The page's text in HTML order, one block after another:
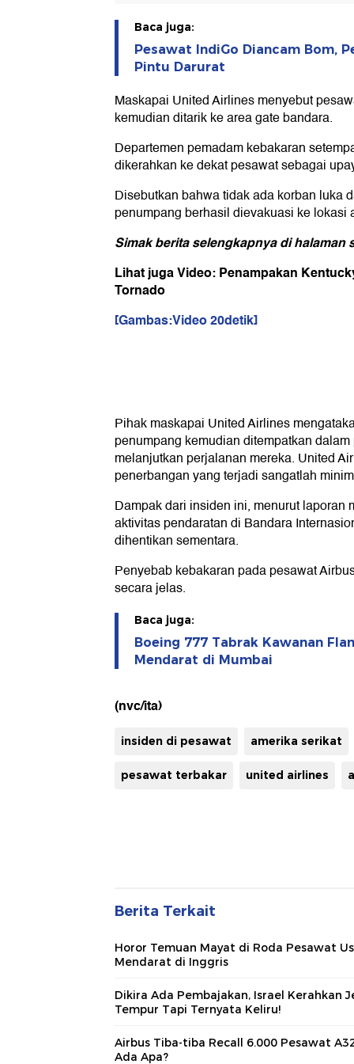
Baca juga:
Pesawat IndiGo Diancam Bom,
Pintu Darurat
Maskapai United Airlines menyebut
kemudian ditarik ke area gate bandara.
Departemen pemadam kebakaran
dikerahkan ke dekat pesawat sebagai
Disebutkan bahwa tidak ada korban luka
penumpang berhasil dievakuasi ke lokasi
Simak berita selengkapnya di halaman
Lihat juga Video: Penampakan
Tornado
[Gambas:Video 20detik]
Pihak maskapai United Airlines
penumpang kemudian ditempatkan
melanjutkan perjalanan mereka. United
penerbangan yang terjadi sangatlah
Dampak dari insiden ini, menurut laporan
aktivitas pendaratan di Bandara
dihentikan sementara.
Penyebab kebakaran pada pesawat
secara jelas.
Baca juga:
Boeing 777 Tabrak Kawanan
Mendarat di Mumbai
(nvc/ita)
insiden di pesawat amerika serikat
pesawat terbakar united airlines
Berita Terkait
Horor Temuan Mayat di Roda Pesawat
Mendarat di Inggris
Dikira Ada Pembajakan, Israel Kerahkan
Tempur Tapi Ternyata Keliru!
Airbus Tiba-tiba Recall 6.000 Pesawat
Ada Apa?